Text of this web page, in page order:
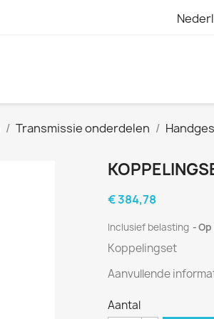
Transmissie onderdelen
€ 384,78
Inclusief belasting
Koppelingset
Aanvullende
Aantal